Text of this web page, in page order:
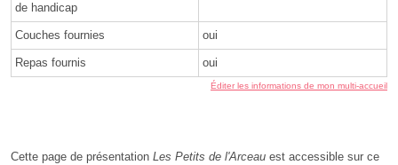
de handicap
Couches fournies oui
Repas fournis oui
Éditer les informations de mon multi-accueil
Cette page de présentation Les Petits de l'Arceau est accessible sur ce